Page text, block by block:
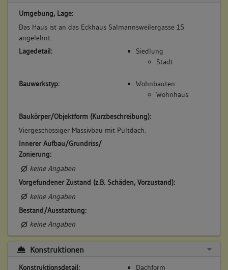
Umgebung, Lage:
Das Haus ist an das Eckhaus Salmannsweilergasse 15
angelehnt.
Lagedetail:
Siedlung
Stadt
Bauwerkstyp:
Wohnbauten
Wohnhaus
Baukörper/Objektform (Kurzbeschreibung):
Viergeschossiger Massivbau mit Pultdach.
Innerer Aufbau/Grundriss/
Zonierung:
keine Angaben
Vorgefundener Zustand (z.B. Schäden, Vorzustand):
keine Angaben
Bestand/Ausstattung:
keine Angaben
Konstruktionen
Konstruktionsdetail:
Dachform